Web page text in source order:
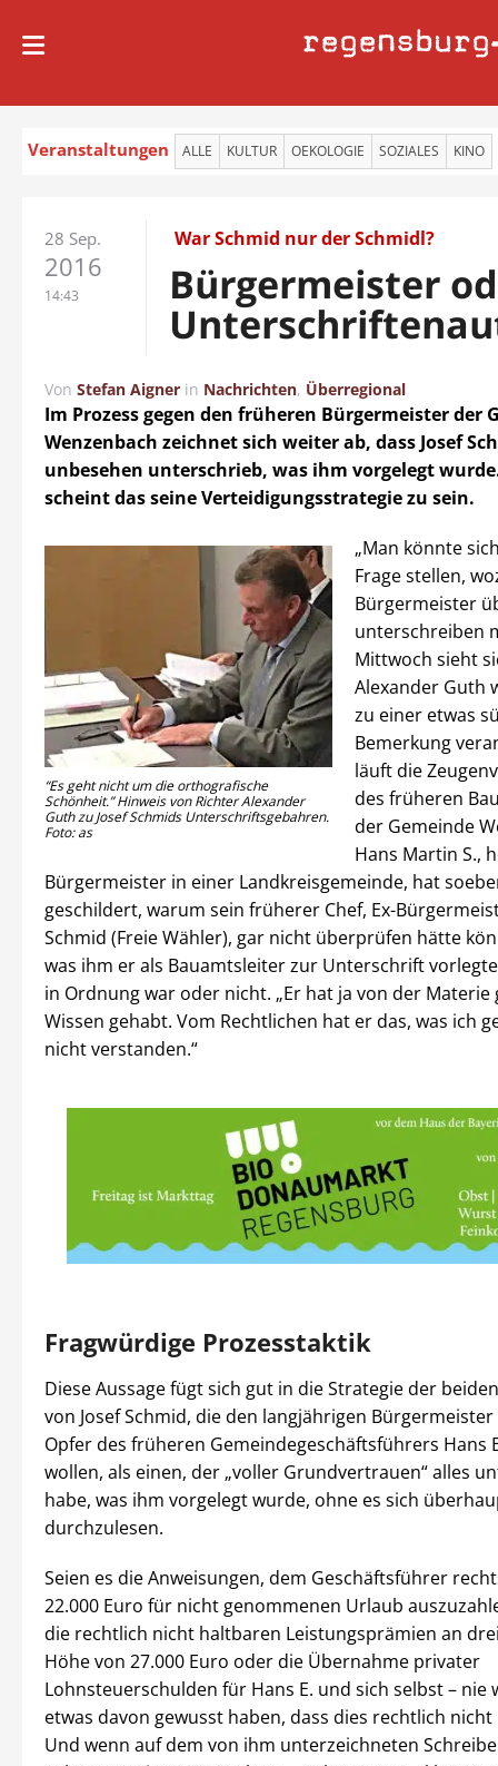
regensburg
Veranstaltungen ALLE KULTUR OEKOLOGIE SOZIALES KINO
28 Sep.
2016
14:43
War Schmid nur der Schmidl?
Bürgermeister
Von Stefan Aigner in Nachrichten, Überregional
Im Prozess gegen den früheren Bürgermeister der
Wenzenbach zeichnet sich weiter ab, dass Josef
unbesehen unterschrieb, was ihm vorgelegt
scheint das seine Verteidigungsstrategie zu sein.
“Es geht nicht um die orthografische
Schönheit.” Hinweis von Richter Alexander
Guth zu Josef Schmids Unterschriftsgebahren.
Foto: as
„Man könnte
Frage stellen,
Bürgermeister
unterschreiben
Mittwoch sieht
Alexander Guth
zu einer etwas
Bemerkung
läuft die
des früheren
der Gemeinde
Hans Martin S.,
Bürgermeister in einer Landkreisgemeinde, hat
geschildert, warum sein früherer Chef, Ex-
Schmid (Freie Wähler), gar nicht überprüfen hätte
was ihm er als Bauamtsleiter zur Unterschrift
in Ordnung war oder nicht. „Er hat ja von der Materie
Wissen gehabt. Vom Rechtlichen hat er das, was ich
nicht verstanden.“
Fragwürdige Prozesstaktik
Diese Aussage fügt sich gut in die Strategie der
von Josef Schmid, die den langjährigen
Opfer des früheren Gemeindegeschäftsführers Hans
wollen, als einen, der „voller Grundvertrauen“ alles
habe, was ihm vorgelegt wurde, ohne es sich
durchzulesen.
Seien es die Anweisungen, dem Geschäftsführer
22.000 Euro für nicht genommenen Urlaub
die rechtlich nicht haltbaren Leistungsprämien an
Höhe von 27.000 Euro oder die Übernahme privater
Lohnsteuerschulden für Hans E. und sich selbst – nie
etwas davon gewusst haben, dass dies rechtlich
Und wenn auf dem von ihm unterzeichneten